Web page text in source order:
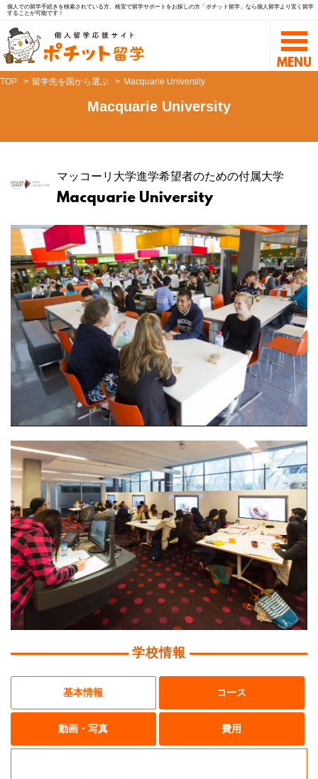
個人での留学手続きを検索されている方、格安で留学サポートをお探しの方「ポチット留学」なら個人留学より安く留学
することが可能です！
TOP 留学先を国から選ぶ Macquarie University
Macquarie University
マッコーリ大学進学希望者のための付属大学
Macquarie University
学校情報
基本情報 コース
動画・写真 費用